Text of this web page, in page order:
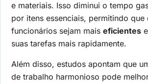
e materiais. Isso diminui o tempo
por itens essenciais, permitindo que
funcionários sejam mais eficientes
suas tarefas mais rapidamente.
Além disso, estudos apontam que
de trabalho harmonioso pode